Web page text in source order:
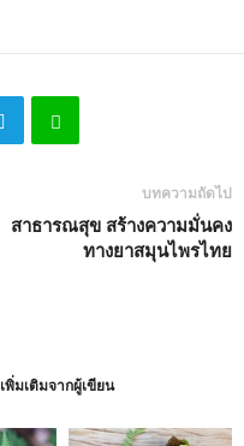
บทความถัดไป
สาธารณสุข สร้างความมั่นคง
ทางยาสมุนไพรไทย
เพิ่มเติมจากผู้เขียน